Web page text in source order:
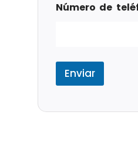
Número de
Enviar